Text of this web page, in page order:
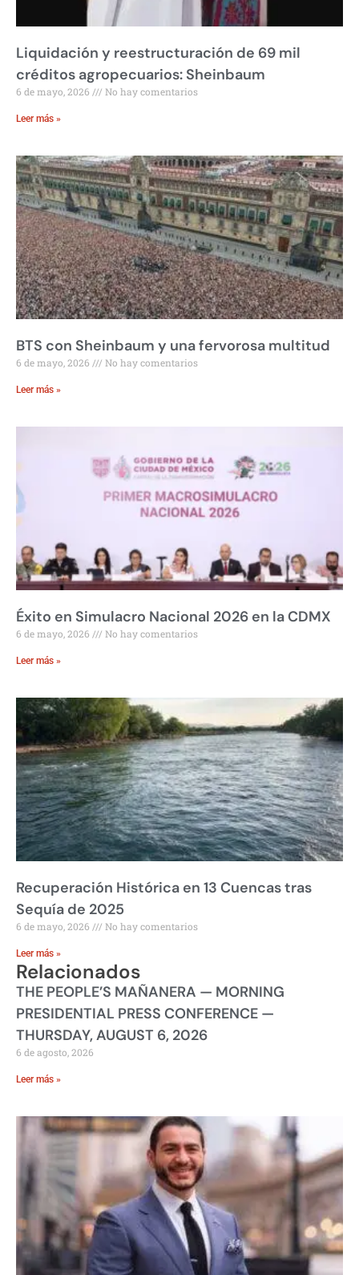
Liquidación y reestructuración de 69 mil
créditos agropecuarios: Sheinbaum
6 de mayo, 2026 No hay comentarios
Leer más »
BTS con Sheinbaum y una fervorosa multitud
6 de mayo, 2026 No hay comentarios
Leer más »
Éxito en Simulacro Nacional 2026 en la CDMX
6 de mayo, 2026 No hay comentarios
Leer más »
Recuperación Histórica en 13 Cuencas tras
Sequía de 2025
6 de mayo, 2026 No hay comentarios
Leer más »
Relacionados
THE PEOPLE’S MAÑANERA — MORNING
PRESIDENTIAL PRESS CONFERENCE —
THURSDAY, AUGUST 6, 2026
6 de agosto, 2026
Leer más »